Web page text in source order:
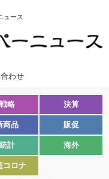
ュース
わせ
戦略 決算
商品 販促
統計 海外
コロナ